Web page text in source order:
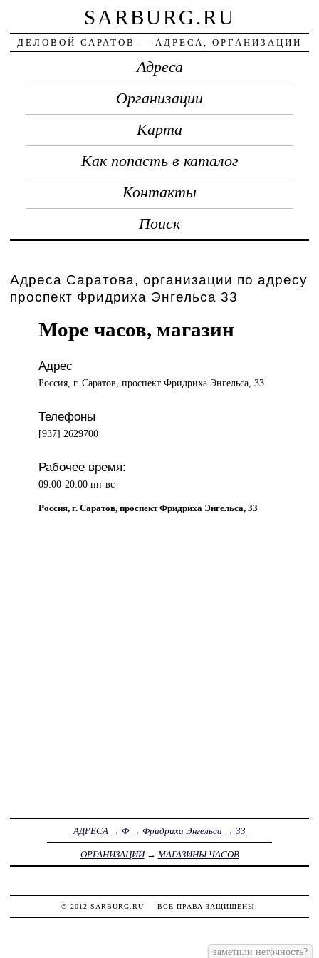
SARBURG.RU
ДЕЛОВОЙ САРАТОВ — АДРЕСА, ОРГАНИЗАЦИИ
Адреса
Организации
Карта
Как попасть в каталог
Контакты
Поиск
Адреса Саратова, организации по адресу
проспект Фридриха Энгельса 33
Море часов, магазин
Адрес
Россия, г. Саратов, проспект Фридриха Энгельса, 33
Телефоны
[937] 2629700
Рабочее время:
09:00-20:00 пн-вс
Россия, г. Саратов, проспект Фридриха Энгельса, 33
АДРЕСА → Ф → Фридриха Энгельса → 33
ОРГАНИЗАЦИИ→ МАГАЗИНЫ ЧАСОВ
© 2012 SARBURG.RU — ВСЕ ПРАВА ЗАЩИЩЕНЫ.
заметили неточность?